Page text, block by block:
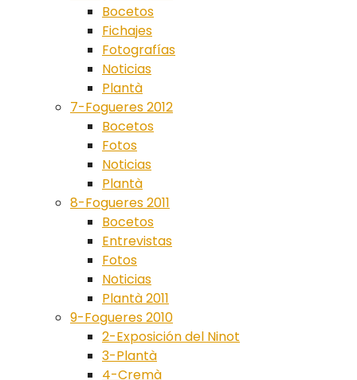
Bocetos
Fichajes
Fotografías
Noticias
Plantà
7-Fogueres 2012
Bocetos
Fotos
Noticias
Plantà
8-Fogueres 2011
Bocetos
Entrevistas
Fotos
Noticias
Plantà 2011
9-Fogueres 2010
2-Exposición del Ninot
3-Plantà
4-Cremà